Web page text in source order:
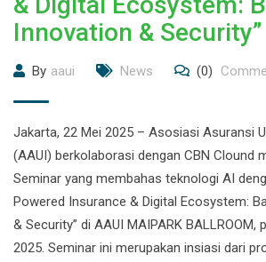
Innovation & Security”
By aaui News (0)
Jakarta, 22 Mei 2025 – Asosiasi Asuransi
(AAUI) berkolaborasi dengan CBN Clound
Seminar yang membahas teknologi AI
Powered Insurance & Digital Ecosystem:
& Security” di AAUI MAIPARK BALLROOM,
2025. Seminar ini merupakan insiasi dari